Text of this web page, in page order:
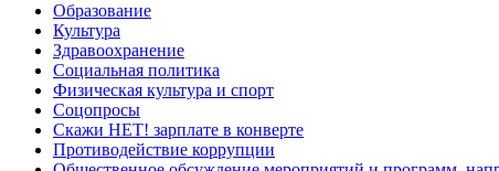
Образование
Культура
Здравоохранение
Социальная политика
Физическая культура и спорт
Соцопросы
Скажи НЕТ! зарплате в конверте
Противодействие коррупции